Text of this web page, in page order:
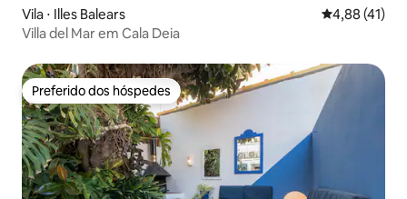
Vila ⋅ Illes Balears 4,88 de uma
4,88 (41)
Villa del Mar em Cala Deia
Preferido dos hóspedes
Preferido dos hóspedes